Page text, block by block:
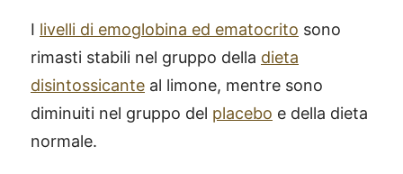
I livelli di emoglobina ed ematocrito sono
rimasti stabili nel gruppo della dieta
disintossicante al limone, mentre sono
diminuiti nel gruppo del placebo e della dieta
normale.